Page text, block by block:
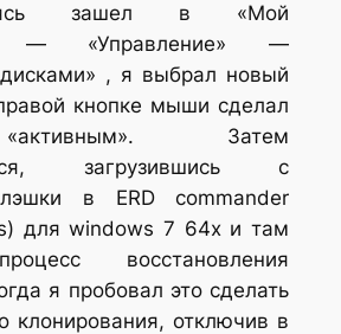
зашел в «Мой
— «Управление» —
дисками» , я выбрал новый
кнопке мыши сделал
«активным». Затем
загрузившись с
в ERD commander
для windows 7 64x и там
восстановления
я пробовал это сделать
клонирования, отключив в